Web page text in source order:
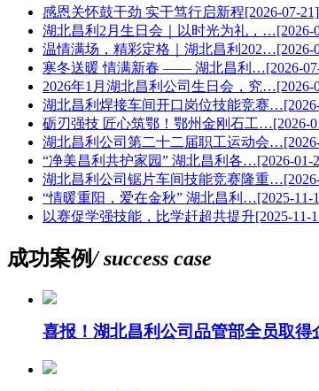
感恩关怀鼓干劲 实干笃行启新程[2026-07-21]
湖北昌利2月生日会｜以时光为礼，…[2026-
温情满场，精彩定格｜湖北昌利202…[2026-
寒冬送暖 情满新春 —— 湖北昌利…[2026-
2026年1月湖北昌利公司生日会，究…[2026-
湖北昌利焊接车间开口岗位技能竞赛…
砺刃强技 匠心筑鄂！鄂州金刚石工…[2026-
湖北昌利公司第二十二届职工运动会…
“净美昌利共护家园” 湖北昌利各…[2026-01-
湖北昌利公司锯片车间技能竞赛隆重…
“情暖重阳，爱在金秋” 湖北昌利…[2025-11-
以赛促学强技能，比学赶超共提升[2025-11-
成功案例/ success case
喜报！湖北昌利公司品管部全员取得